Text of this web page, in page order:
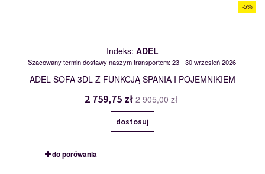
Indeks: ADEL
-5%
Szacowany termin dostawy naszym transportem: 23 - 30 wrzesień 2026
ADEL SOFA 3DL Z FUNKCJĄ SPANIA I POJEMNIKIEM
2 759,75 zł 2 905,00 zł
dostosuj
do porówania